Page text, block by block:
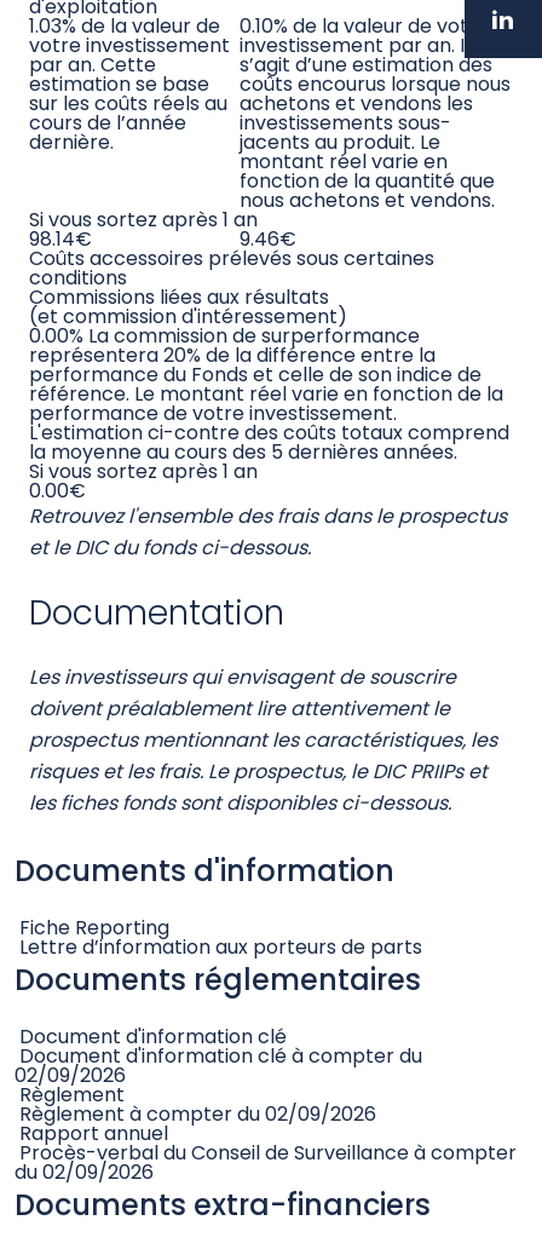
Coûts récurrents [prélevés chaque
année]
Frais de gestion
et autres frais
administratifs et
d'exploitation
1.03%de la valeur de
votre investissement
par an. Cette estimation
se base sur les coûts
réels au cours de l’année
dernière.
98.14€
0.10%de la valeur de
votre investissement
par an. Il s’agit d’une
estimation des coûts
encourus lorsque nous
achetons et vendons les
investissements sous-
jacents au produit. Le
montant réel varie en
fonction de la quantité
que nous achetons et
vendons.
9.46€
Coûts accessoires prélevés sous
certaines conditions
Commissions
liées aux
résultats
(et commission
d'intéressement)
0.00%La commission de
surperformance
représentera 20% de la
performance du Fonds
et celle de son indice de
référence. Le montant
la performance de votre
investissement.
comprend la moyenne
au cours des 5 dernières
années.
0.00€
Coûts ponctuels à l'entrée ou à la sortie
Coûts d'entrée Coûts de sortie
5.00%du montant
que vous payez au
moment de l’entrée
maximal que vous
paierez. La personne
produit vous
informera des coûts
réels.
Nous ne facturons pas de
coût de sortie pour ce
produit, mais la personne qui
Si vous sortez après 1 an
Coûts récurrents [prélevés chaque année]
Frais de gestion et
autres frais
administratifs et
d'exploitation
Coûts de transaction
1.03%de la valeur de
votre investissement
par an. Cette
estimation se base
sur les coûts réels au
cours de l’année
0.10%de la valeur de votre
investissement par an. Il
s’agit d’une estimation des
achetons et vendons les
investissements sous-